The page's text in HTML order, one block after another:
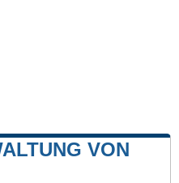
VON